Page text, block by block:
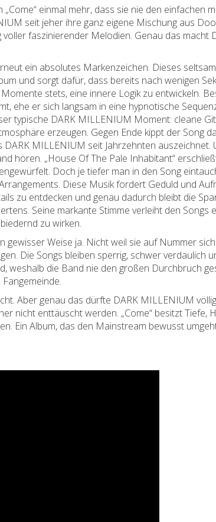
einmal mehr, dass sie nie den einfachen
seit jeher ihre ganz eigene Mischung aus
faszinierender Melodien. Genau das
ein absolutes Markenzeichen. Dieses
und sorgt dafür, dass bereits nach wenigen
stets, eine innere Logik zu entwickeln.
ehe er sich langsam in eine hypnotische
typische DARK MILLENIUM Moment: cleane
erzeugen. Gegen Ende kippt der Song
MILLENIUM seit Jahrzehnten
hören. „House Of The Pale Inhabitant“
Doch je tiefer man in den Song
Diese Musik fordert Geduld und
zu entdecken und genau dadurch bleibt die
. Seine markante Stimme verleiht den
zu wirken.
gewisser Weise ja. Nicht weil sie auf Nummer
Die Songs bleiben sperrig, schwer verdaulich
weshalb die Band nie den großen Durchbruch
Aber genau das dürfte DARK MILLENIUM
nicht enttäuscht werden. „Come“ besitzt Tiefe,
Ein Album, das den Mainstream bewusst